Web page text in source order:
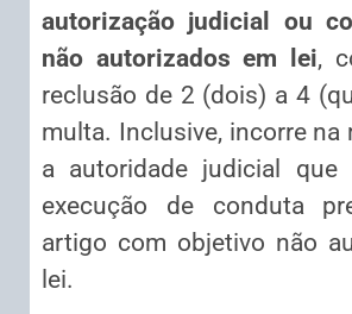
autorização judicial ou
não autorizados em lei,
reclusão de 2 (dois) a 4
multa. Inclusive, incorre na
a autoridade judicial que
execução de conduta
artigo com objetivo não
lei.